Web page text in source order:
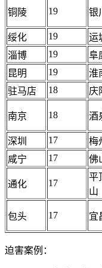
铜陵 19 银
绥化 19 运
淄博
19 阜
昆明
19 淮
驻马店
18 庆
南京 18 酒
深圳 17 梅
咸宁
17 佛
通化 17
平
山
包头 17 宜
迫害案例：